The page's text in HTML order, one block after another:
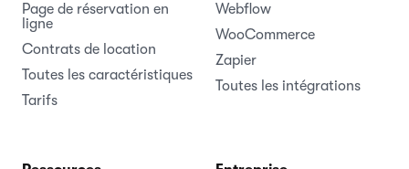
Page de réservation en
ligne
Contrats de location
Toutes les caractéristiques
Tarifs
Webflow
WooCommerce
Zapier
Toutes les intégrations